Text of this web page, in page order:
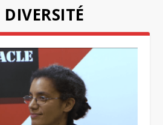
DIVERSITÉ